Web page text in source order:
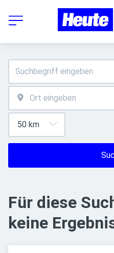
Für diese
keine